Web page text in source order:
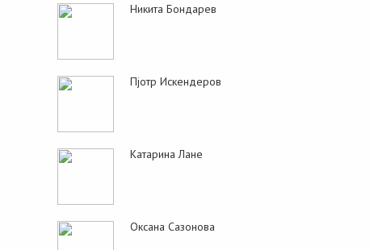
Никита Бондарев
Пjoтр Искендеров
Катарина Лане
Оксана Сазонова